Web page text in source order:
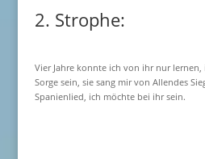
2. Strophe:
Vier Jahre konnte ich von ihr nur
Sorge sein, sie sang mir von Allendes
Spanienlied, ich möchte bei ihr sein.